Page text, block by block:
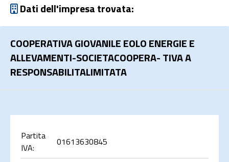
Cerca
Dati dell'impresa trovata:
COOPERATIVA GIOVANILE EOLO ENERGIE E
ALLEVAMENTI-SOCIETACOOPERA- TIVA A
RESPONSABILITALIMITATA
Partita
IVA:
01613630845